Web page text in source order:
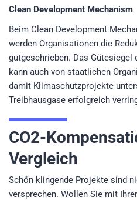
Clean Development Mechanism
Beim Clean Development
werden Organisationen die
gutgeschrieben. Das Gütesiegel
kann auch von staatlichen
damit Klimaschutzprojekte
Treibhausgase erfolgreich
CO2-
Vergleich
Schön klingende Projekte sind
versprechen. Wollen Sie mit